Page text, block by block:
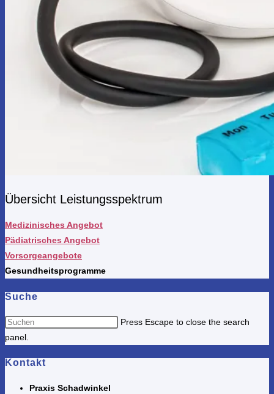
Übersicht Leistungsspektrum
Medizinisches Angebot
Pädiatrisches Angebot
Vorsorgeangebote
Gesundheitsprogramme
Suche
Press Escape to close the search
panel.
Kontakt
Praxis Schadwinkel